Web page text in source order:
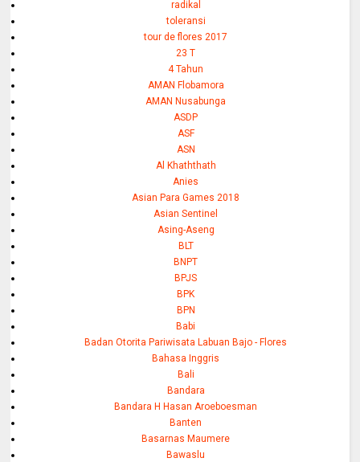
radikal
toleransi
tour de flores 2017
23 T
4 Tahun
AMAN Flobamora
AMAN Nusabunga
ASDP
ASF
ASN
Al Khaththath
Anies
Asian Para Games 2018
Asian Sentinel
Asing-Aseng
BLT
BNPT
BPJS
BPK
BPN
Babi
Badan Otorita Pariwisata Labuan Bajo - Flores
Bahasa Inggris
Bali
Bandara
Bandara H Hasan Aroeboesman
Banten
Basarnas Maumere
Bawaslu